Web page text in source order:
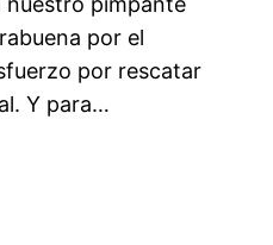
por el
por rescatar
Y para…